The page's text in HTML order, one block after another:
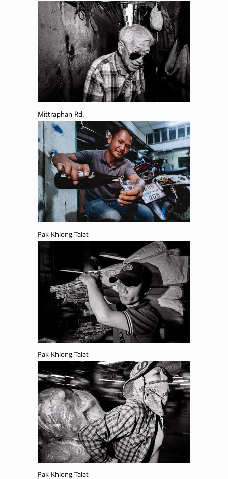
Mittraphan Rd.
Pak Khlong Talat
Pak Khlong Talat
Pak Khlong Talat